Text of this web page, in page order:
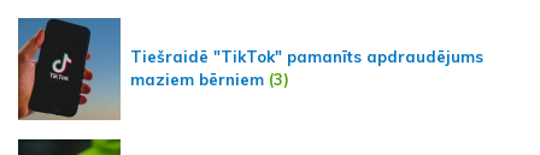
Tiešraidē "TikTok" pamanīts apdraudējums
maziem bērniem (3)